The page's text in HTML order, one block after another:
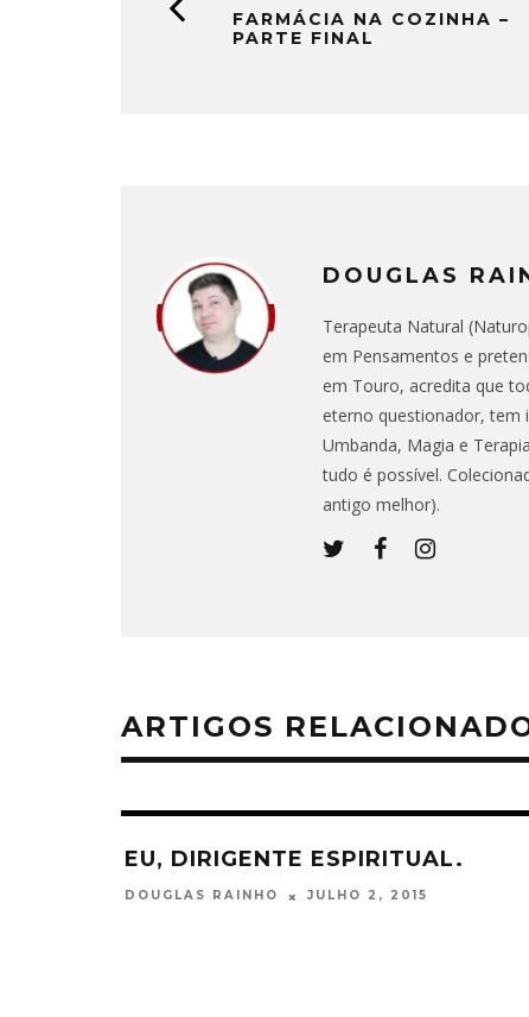
FARMÁCIA NA COZINHA –
PARTE FINAL
DOUGLAS
Terapeuta Natural
em Pensamentos e
em Touro, acredita que
eterno questionador, tem
Umbanda, Magia e
tudo é possível.
antigo melhor).
ARTIGOS
EU, DIRIGENTE ESPIRITUAL.
DOUGLAS RAINHO JULHO 2, 2015